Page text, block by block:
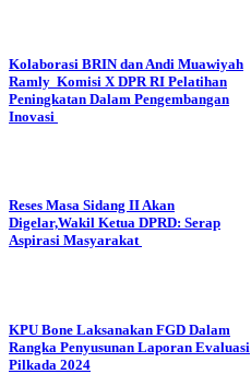
Kolaborasi BRIN dan Andi Muawiyah
Ramly Komisi X DPR RI Pelatihan
Peningkatan Dalam Pengembangan
Inovasi
Reses Masa Sidang II Akan
Digelar,Wakil Ketua DPRD: Serap
Aspirasi Masyarakat
KPU Bone Laksanakan FGD Dalam
Rangka Penyusunan Laporan Evaluasi
Pilkada 2024